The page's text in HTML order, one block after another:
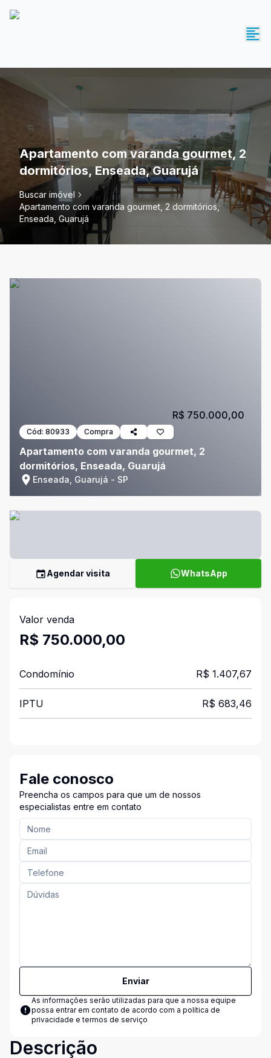
Apartamento com varanda gourmet, 2
dormitórios, Enseada, Guarujá
Buscar imóvel
Apartamento com varanda gourmet, 2 dormitórios,
Enseada, Guarujá
Cód: 80933 Compra
Apartamento com varanda gourmet, 2
dormitórios, Enseada, Guarujá
Enseada, Guarujá - SP
R$ 750.000,00
Agendar visita WhatsApp
Valor venda
R$ 750.000,00
Condomínio R$ 1.407,67
IPTU R$ 683,46
Fale conosco
Preencha os campos para que um de nossos
especialistas entre em contato
Enviar
As informações serão utilizadas para que a nossa equipe
possa entrar em contato de acordo com a política de
privacidade e termos de serviço
Descrição